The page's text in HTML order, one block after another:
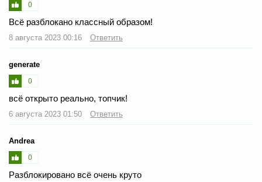
0
Всё разблокано классный образом!
8 августа 2023 00:16 Ответить
generate
0
всё открыто реально, топчик!
6 августа 2023 01:50 Ответить
Andrea
0
Разблокировано всё очень круто